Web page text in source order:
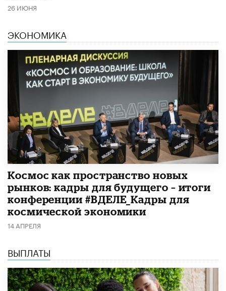
26 ИЮНЯ
ЭКОНОМИКА
Космос как пространство новых
рынков: кадры для будущего – итоги
конференции #ВДЕЛЕ_Кадры для
космической экономики
14 АПРЕЛЯ
ВЫПЛАТЫ